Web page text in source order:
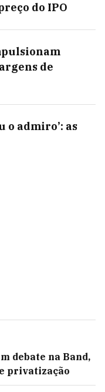
do IPO
de
o admiro’: as
debate na Band,
privatização